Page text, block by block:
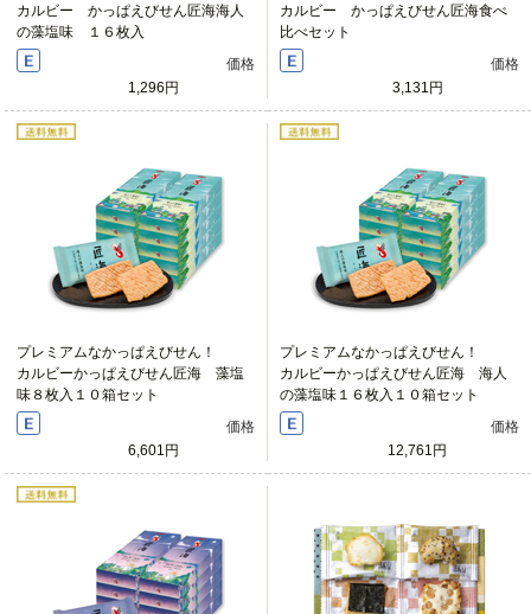
カルビー かっぱえびせん匠海海人
の藻塩味 １６枚入
価格
1,296円
カルビー かっぱえびせん匠海食べ
比べセット
価格
3,131円
プレミアムなかっぱえびせん！
カルビーかっぱえびせん匠海 藻塩
味８枚入１０箱セット
価格
6,601円
プレミアムなかっぱえびせん！
カルビーかっぱえびせん匠海 海人
の藻塩味１６枚入１０箱セット
価格
12,761円